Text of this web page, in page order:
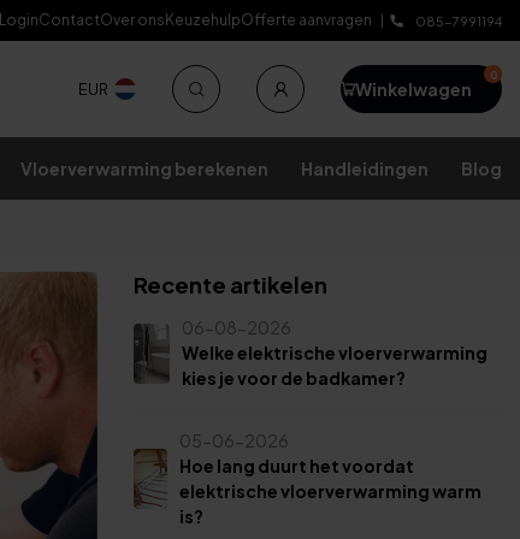
Makkelijk te installeren
LoginContactOver ons KeuzehulpOfferte aanvragen 085-7991194
EUR Winkelwagen
0
Vloerverwarming berekenen Handleidingen Blog
Recente artikelen
06-08-2026
Welke elektrische vloerverwarming
kies je voor de badkamer?
05-06-2026
Hoe lang duurt het voordat
elektrische vloerverwarming warm
is?